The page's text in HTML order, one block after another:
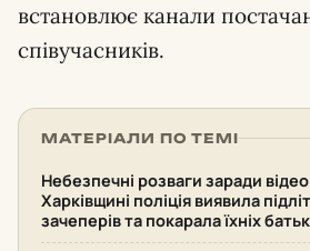
встановлює канали
співучасників.
МАТЕРІАЛИ ПО ТЕМІ
Небезпечні розваги заради
Харківщині поліція виявила
зачеперів та покарала їхніх